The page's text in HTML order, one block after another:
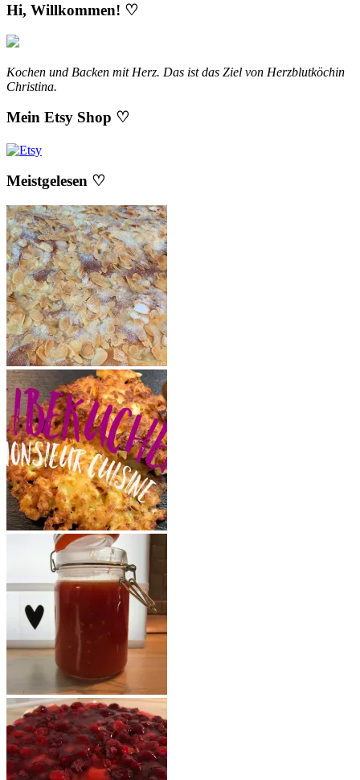
Hi, Willkommen! ♡
Kochen und Backen mit Herz. Das ist das Ziel von Herzblutköchin
Christina.
Mein Etsy Shop ♡
Meistgelesen ♡